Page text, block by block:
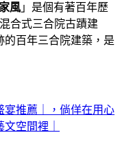
風 」是個有著百年歷
合式三合院古蹟建
百年三合院建築，是
宴推薦｜，倘佯在用心
空間裡｜